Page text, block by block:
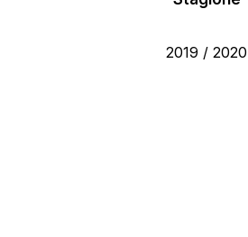
2019 / 2020